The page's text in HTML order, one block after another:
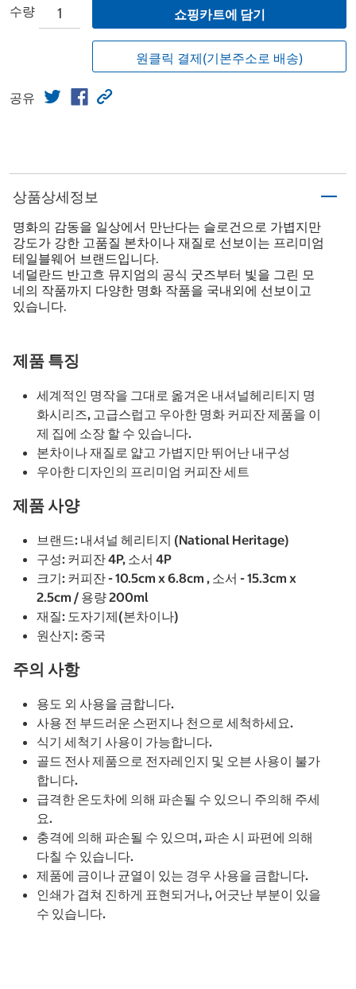
수량 쇼핑카트에 담기
원클릭 결제(기본주소로 배송)
공유
상품상세정보
명화의 감동을 일상에서 만난다는 슬로건으로 가볍지만
강도가 강한 고품질 본차이나 재질로 선보이는 프리미엄
테일블웨어 브랜드입니다.
네덜란드 반고흐 뮤지엄의 공식 굿즈부터 빛을 그린 모
네의 작품까지 다양한 명화 작품을 국내외에 선보이고
있습니다.
제품 특징
세계적인 명작을 그대로 옮겨온 내셔널헤리티지 명
화시리즈, 고급스럽고 우아한 명화 커피잔 제품을 이
제 집에 소장 할 수 있습니다.
본차이나 재질로 얇고 가볍지만 뛰어난 내구성
우아한 디자인의 프리미엄 커피잔 세트
제품 사양
브랜드: 내셔널 헤리티지 (National Heritage)
구성: 커피잔 4P, 소서 4P
크기: 커피잔 - 10.5cm x 6.8cm , 소서 - 15.3cm x
2.5cm / 용량 200ml
재질: 도자기제(본차이나)
원산지: 중국
주의 사항
용도 외 사용을 금합니다.
사용 전 부드러운 스펀지나 천으로 세척하세요.
식기 세척기 사용이 가능합니다.
골드 전사 제품으로 전자레인지 및 오븐 사용이 불가
합니다.
급격한 온도차에 의해 파손될 수 있으니 주의해 주세
요.
충격에 의해 파손될 수 있으며, 파손 시 파편에 의해
다칠 수 있습니다.
제품에 금이나 균열이 있는 경우 사용을 금합니다.
인쇄가 겹쳐 진하게 표현되거나, 어긋난 부분이 있을
수 있습니다.